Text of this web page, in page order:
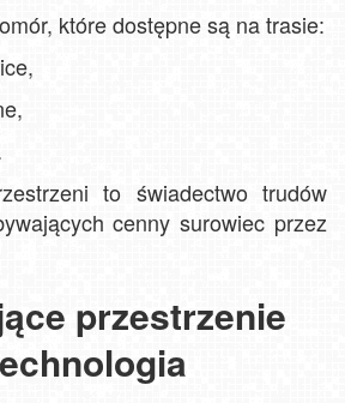
które dostępne są na trasie:
to świadectwo trudów
cenny surowiec przez
przestrzenie